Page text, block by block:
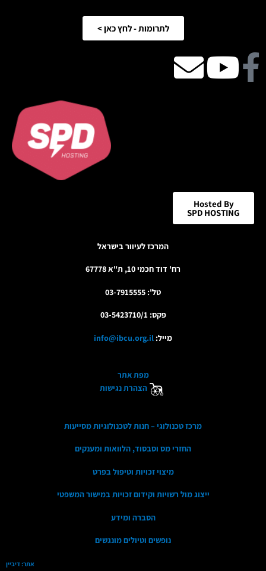
לתרומות - לחץ כאן >
Facebook
Youtube
email
Hosted By
SPD HOSTING
המרכז לעיוור בישראל
רח' דוד חכמי 10, ת"א 67778
טל': 03-7915555
פקס: 03-5423710/1
מייל: info@ibcu.org.il
מפת אתר
הצהרת נגישות
מרכז טכנולוגי – חנות לטכנולוגיות מסייעות
החזרי מס וסבסוד, הלוואות ומענקים
מיצוי זכויות וטיפול בפרט
ייצוג מול רשויות וקידום זכויות במישור המשפטי
הסברה ומידע
נופשים וטיולים מונגשים
אתר: דיביין